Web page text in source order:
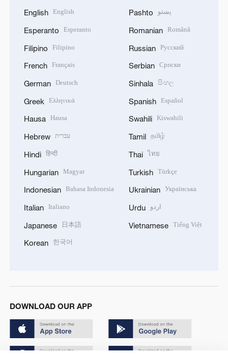
English English
Esperanto Esperanto
Filipino Filipino
French Français
German Deutsch
Greek Ελληνικά
Hausa Hausa
Hebrew עברית
Hindi हिन्दी
Hungarian Magyar
Indonesian Bahasa Indonesia
Italian Italiano
Japanese 日本語
Korean 한국어
Pashto پښتو
Romanian Română
Russian Русский
Serbian Српски
Sinhala සිංහල
Spanish Español
Swahili Kiswahili
Tamil தமிழ்
Thai ไทย
Turkish Türkçe
Ukrainian Українська
Urdu اردو
Vietnamese Tiếng Việt
DOWNLOAD OUR APP